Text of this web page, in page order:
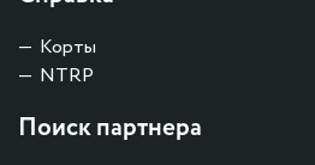
Корты
NTRP
Поиск партнера